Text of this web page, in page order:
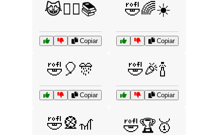
😹🧙‍♂️📚
Copiar
🤣🌈☀️
Copiar
🤣🎈🎊
Copiar
🤣🎉🍾
Copiar
🤣🎡🎢 🤣🏆🥇